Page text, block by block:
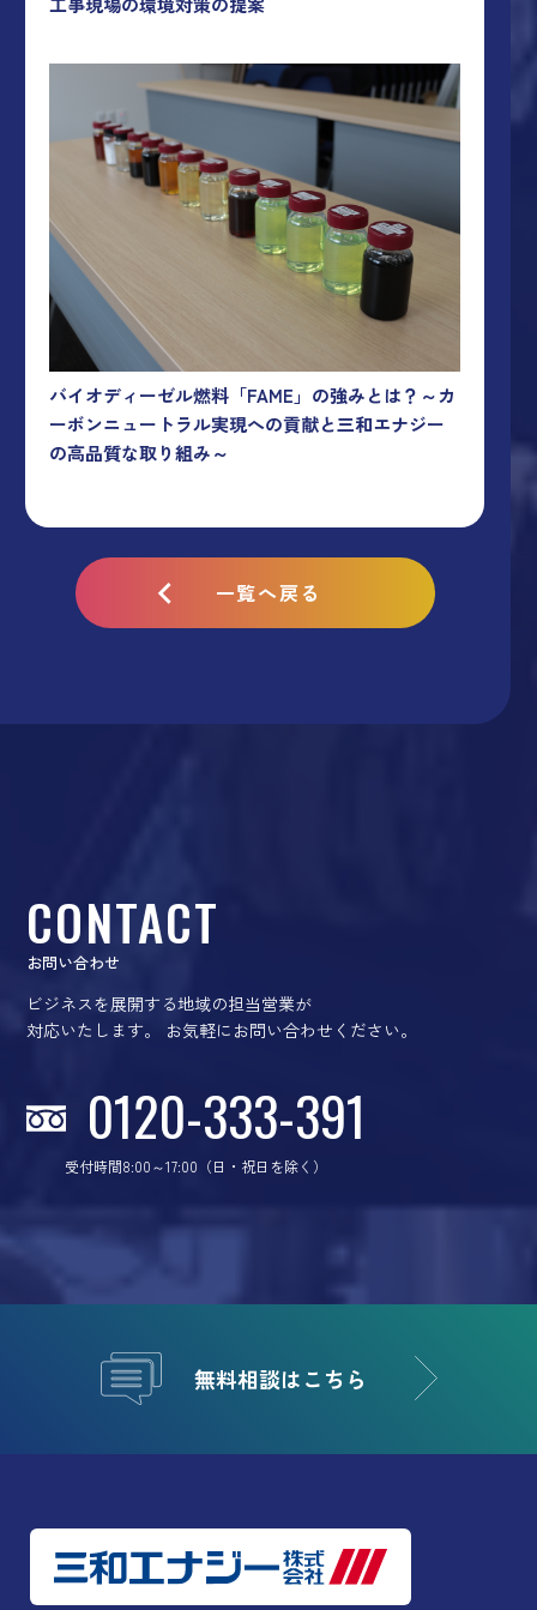
バイオディーゼル燃料「FAME」の強みとは？～カ
ーボンニュートラル実現への貢献と三和エナジー
の高品質な取り組み～
一覧へ戻る
CONTACT
お問い合わせ
ビジネスを展開する地域の担当営業が
対応いたします。
お気軽にお問い合わせください。
0120-333-391
受付時間8:00～17:00（日・祝日を除く）
無料相談はこちら